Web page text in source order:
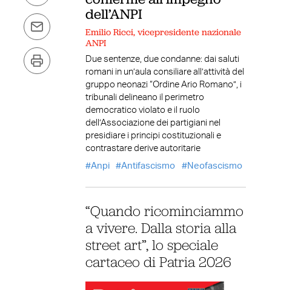
dell’ANPI
Emilio Ricci, vicepresidente nazionale
ANPI
Due sentenze, due condanne: dai saluti
romani in un’aula consiliare all’attività del
gruppo neonazi “Ordine Ario Romano”, i
tribunali delineano il perimetro
democratico violato e il ruolo
dell’Associazione dei partigiani nel
presidiare i principi costituzionali e
contrastare derive autoritarie
Anpi
Antifascismo Neofascismo
“Quando ricominciammo
a vivere. Dalla storia alla
street art”, lo speciale
cartaceo di Patria 2026